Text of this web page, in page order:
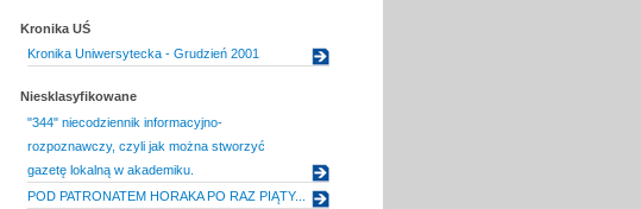
Kronika UŚ
Kronika Uniwersytecka - Grudzień 2001
Niesklasyfikowane
"344" niecodziennik informacyjno-
rozpoznawczy, czyli jak można stworzyć
gazetę lokalną w akademiku.
POD PATRONATEM HORAKA PO RAZ PIĄTY...